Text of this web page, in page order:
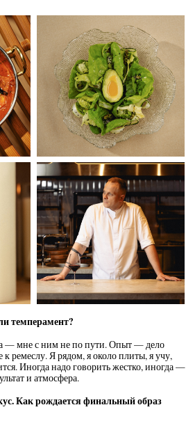
темперамент?
— мне с ним не по пути. Опыт — дело
ремеслу. Я рядом, я около плиты, я учу,
Иногда надо говорить жестко, иногда —
и атмосфера.
Как рождается финальный образ